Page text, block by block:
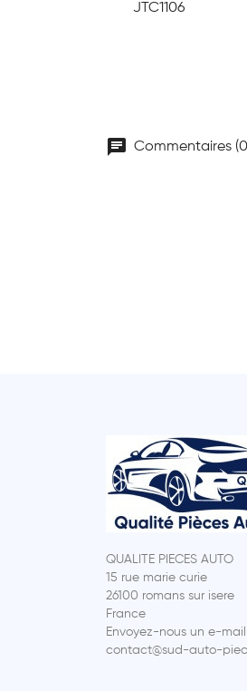
JTC1106
chat Commentaires
QUALITE PIECES AUTO
15 rue marie curie
26100 romans sur isere
France
Envoyez-nous un e-
contact@sud-auto-